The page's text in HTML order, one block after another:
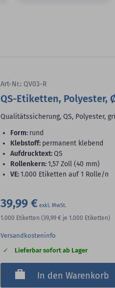
Art-Nr.: QV03-R
QS-Etiketten, Polyester,
Qualitätssicherung, QS, Polyester,
Form: rund
Klebstoff: permanent klebend
Aufdrucktext:QS
Rollenkern:1,57 Zoll (40 mm)
VE:1.000 Etiketten auf 1 Rolle/n
39,99 €
1.000 Etiketten (39,99 € je 1.000 Etiketten)
Versandkosteninfo
Lieferbar sofort ab Lager
In den Warenkorb